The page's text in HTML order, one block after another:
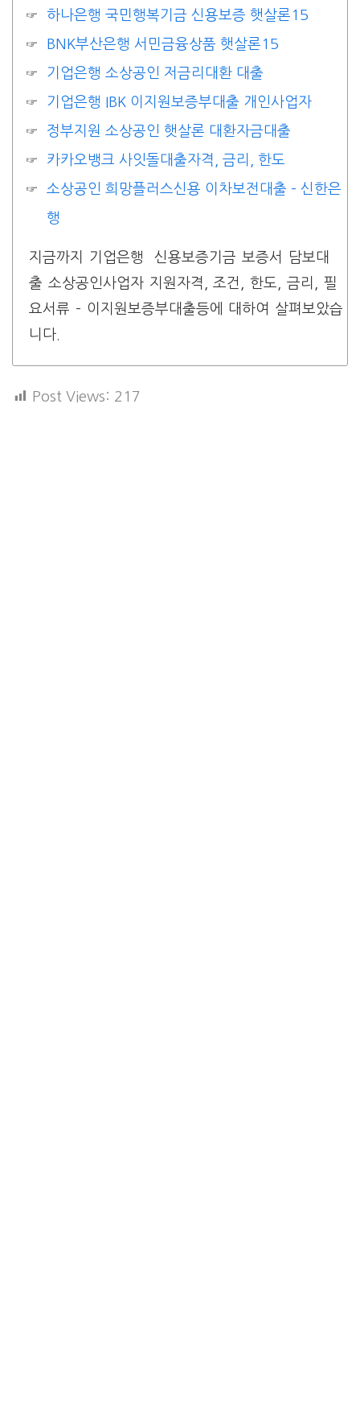
하나은행 국민행복기금 신용보증 햇살론15
BNK부산은행 서민금융상품 햇살론15
기업은행 소상공인 저금리대환 대출
기업은행 IBK 이지원보증부대출 개인사업자
정부지원 소상공인 햇살론 대환자금대출
카카오뱅크 사잇돌대출자격, 금리, 한도
소상공인 희망플러스신용 이차보전대출 – 신한은
행
지금까지 기업은행 신용보증기금 보증서 담보대
출 소상공인사업자 지원자격, 조건, 한도, 금리, 필
요서류 – 이지원보증부대출등에 대하여 살펴보았습
니다.
Post Views: 217